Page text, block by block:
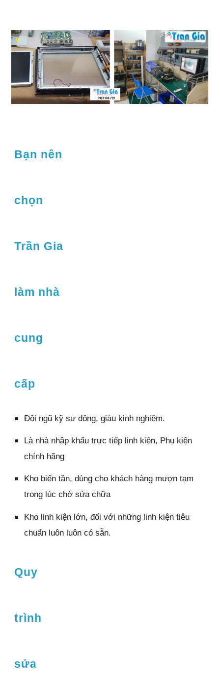
Bạn nên
chọn
Trần Gia
làm nhà
cung
cấp
Đội ngũ kỹ sư đông, giàu kinh nghiệm.
Là nhà nhập khẩu trực tiếp linh kiện, Phụ kiện
chính hãng
Kho biến tần, dùng cho khách hàng mượn tạm
trong lúc chờ sửa chữa
Kho linh kiện lớn, đối với những linh kiện tiêu
chuẩn luôn luôn có sẵn.
Quy
trình
sửa